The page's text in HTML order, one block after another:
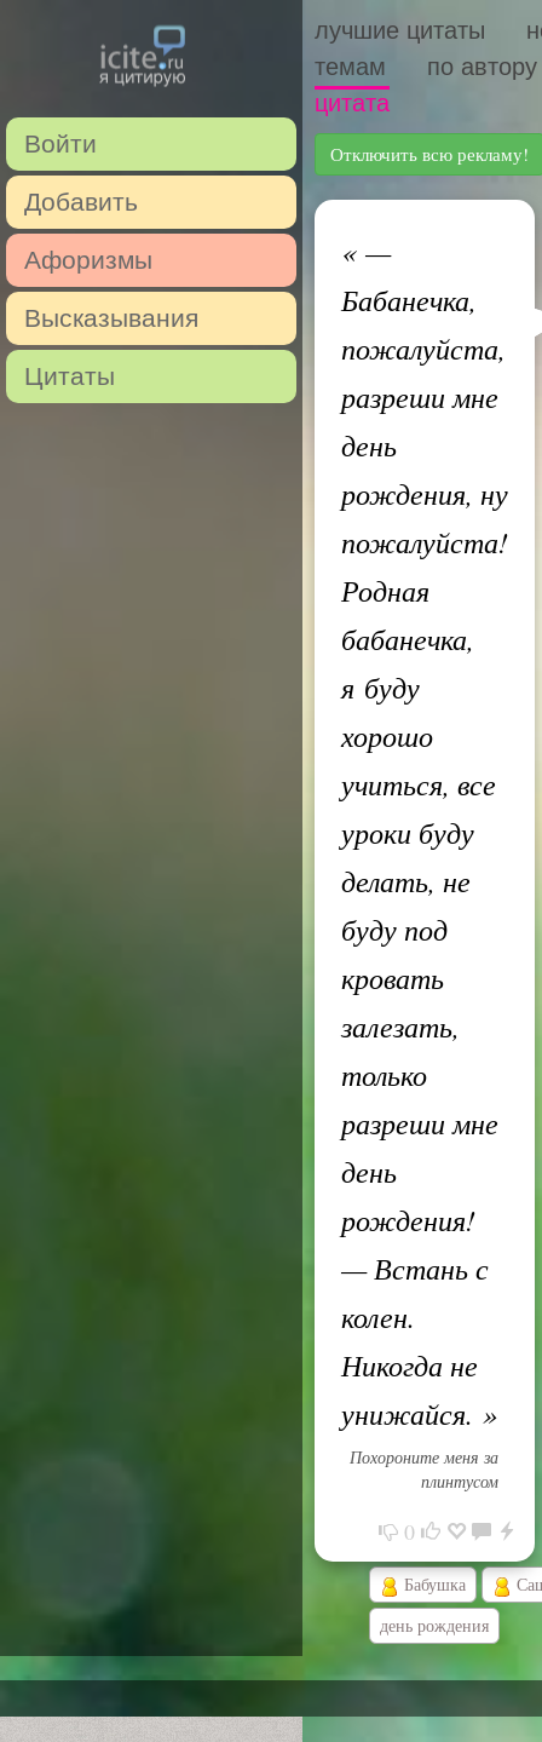
Войти
Добавить
Афоризмы
Высказывания
Цитаты
лучшие цитаты
темам
по автору
цитата
Отключить всю рекламу!
«—
Бабанечка,
пожалуйста,
разреши мне
день
рождения, ну
пожалуйста!
Родная
бабанечка,
я буду
хорошо
учиться, все
уроки буду
делать, не
буду под
кровать
залезать,
только
разреши мне
день
рождения!
— Встань с
колен.
Никогда не
унижайся. »
Похороните меня за
плинтусом
0
Бабушка
день рождения